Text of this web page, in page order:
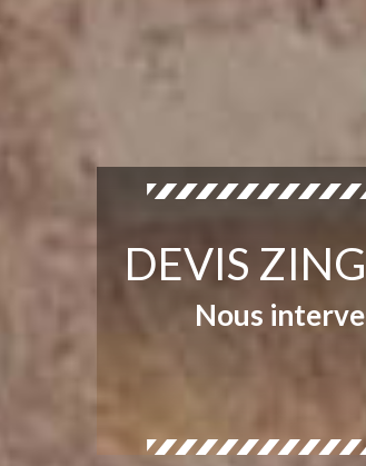
DEVIS
Nous